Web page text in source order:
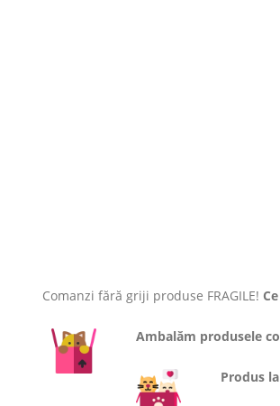
Comanzi fără griji produse FRAGILE!
Ambalăm produsele
Produs